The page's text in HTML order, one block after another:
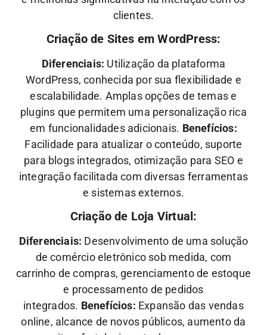
clientes.
Criação de Sites em WordPress:
Diferenciais: Utilização da plataforma
WordPress, conhecida por sua flexibilidade e
escalabilidade. Amplas opções de temas e
plugins que permitem uma personalização rica
em funcionalidades adicionais. Benefícios:
Facilidade para atualizar o conteúdo, suporte
para blogs integrados, otimização para SEO e
integração facilitada com diversas ferramentas
e sistemas externos.
Criação de Loja Virtual:
Diferenciais: Desenvolvimento de uma solução
de comércio eletrônico sob medida, com
carrinho de compras, gerenciamento de estoque
e processamento de pedidos
integrados. Benefícios: Expansão das vendas
online, alcance de novos públicos, aumento da